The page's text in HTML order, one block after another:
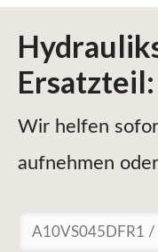
Ersatzteil:
Wir helfen
aufnehmen
Suchen